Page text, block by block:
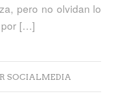
pero no olvidan lo
por […]
SOCIALMEDIA